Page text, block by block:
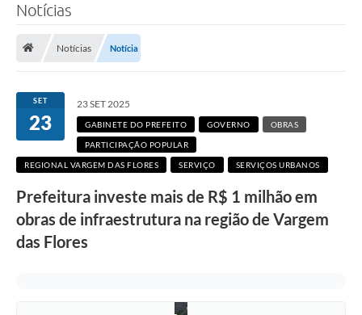
Notícias
Notícias Notícia
SET
23
23 SET 2025
GABINETE DO PREFEITO GOVERNO OBRAS
PARTICIPAÇÃO POPULAR
REGIONAL VARGEM DAS FLORES SERVIÇO SERVIÇOS URBANOS
Prefeitura investe mais de R$ 1 milhão em
obras de infraestrutura na região de Vargem
das Flores
o